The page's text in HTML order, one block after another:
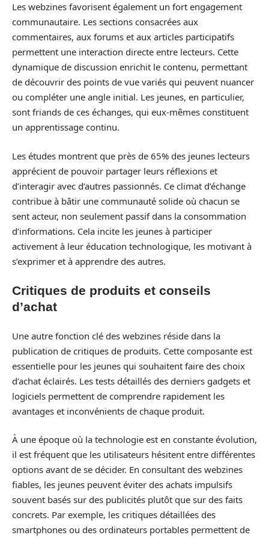
Les webzines favorisent également un fort engagement
communautaire. Les sections consacrées aux
commentaires, aux forums et aux articles participatifs
permettent une interaction directe entre lecteurs. Cette
dynamique de discussion enrichit le contenu, permettant
de découvrir des points de vue variés qui peuvent nuancer
ou compléter une angle initial. Les jeunes, en particulier,
sont friands de ces échanges, qui eux-mêmes constituent
un apprentissage continu.
Les études montrent que près de 65% des jeunes lecteurs
apprécient de pouvoir partager leurs réflexions et
d’interagir avec d’autres passionnés. Ce climat d’échange
contribue à bâtir une communauté solide où chacun se
sent acteur, non seulement passif dans la consommation
d’informations. Cela incite les jeunes à participer
activement à leur éducation technologique, les motivant à
s’exprimer et à apprendre des autres.
Critiques de produits et conseils
d’achat
Une autre fonction clé des webzines réside dans la
publication de critiques de produits. Cette composante est
essentielle pour les jeunes qui souhaitent faire des choix
d’achat éclairés. Les tests détaillés des derniers gadgets et
logiciels permettent de comprendre rapidement les
avantages et inconvénients de chaque produit.
À une époque où la technologie est en constante évolution,
il est fréquent que les utilisateurs hésitent entre différentes
options avant de se décider. En consultant des webzines
fiables, les jeunes peuvent éviter des achats impulsifs
souvent basés sur des publicités plutôt que sur des faits
concrets. Par exemple, les critiques détaillées des
smartphones ou des ordinateurs portables permettent de